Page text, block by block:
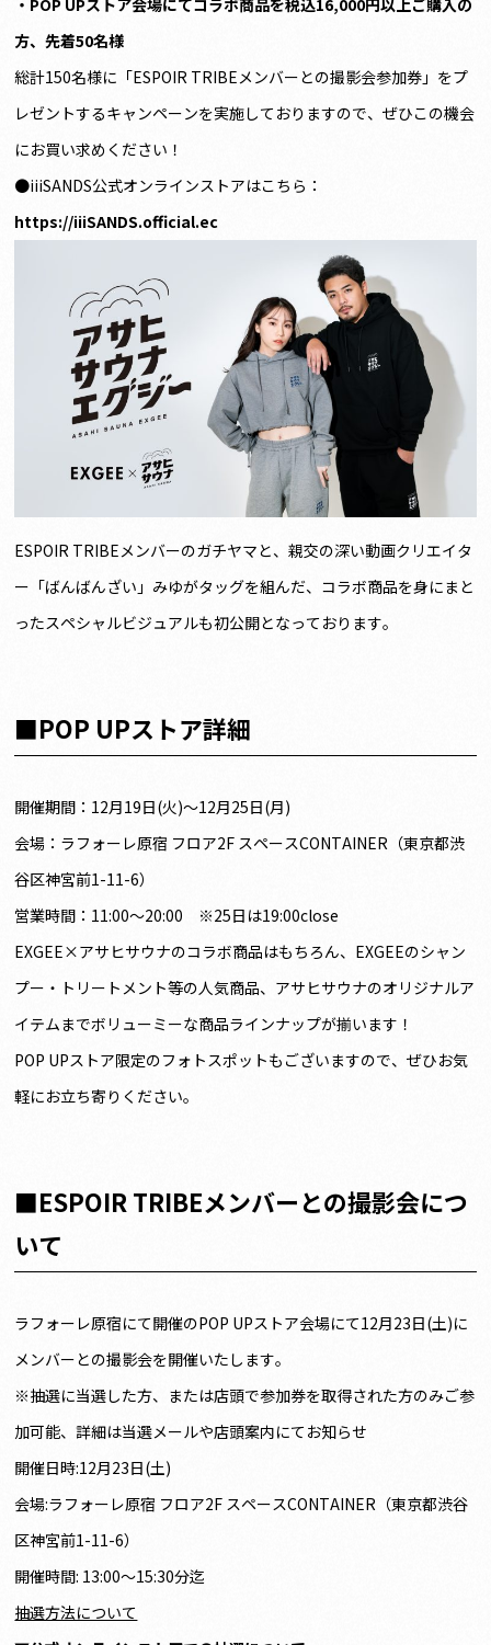
方、先着50名様
総計150名様に「ESPOIR TRIBEメンバーとの撮影会参加券」をプ
レゼントするキャンペーンを実施しておりますので、ぜひこの機会
にお買い求めください！
●iiiSANDS公式オンラインストアはこちら：
https://iiiSANDS.official.ec
ESPOIR TRIBEメンバーのガチヤマと、親交の深い動画クリエイタ
ー「ばんばんざい」みゆがタッグを組んだ、コラボ商品を身にまと
ったスペシャルビジュアルも初公開となっております。
■POP UPストア詳細
開催期間：12月19日(火)～12月25日(月)
会場：ラフォーレ原宿 フロア2F スペースCONTAINER（東京都渋
谷区神宮前1-11-6）
営業時間：11:00～20:00 ※25日は19:00close
EXGEE×アサヒサウナのコラボ商品はもちろん、EXGEEのシャン
プー・トリートメント等の人気商品、アサヒサウナのオリジナルア
イテムまでボリューミーな商品ラインナップが揃います！
POP UPストア限定のフォトスポットもございますので、ぜひお気
軽にお立ち寄りください。
■ESPOIR TRIBEメンバーとの撮影会につ
いて
ラフォーレ原宿にて開催のPOP UPストア会場にて12月23日(土)に
メンバーとの撮影会を開催いたします。
※抽選に当選した方、または店頭で参加券を取得された方のみご参
加可能、詳細は当選メールや店頭案内にてお知らせ
開催日時:12月23日(土)
会場:ラフォーレ原宿 フロア2F スペースCONTAINER（東京都渋谷
区神宮前1-11-6）
開催時間: 13:00～15:30分迄
抽選方法について